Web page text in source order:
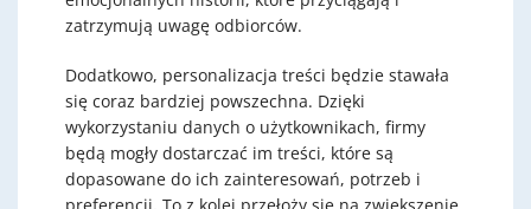
zatrzymują uwagę odbiorców.
Dodatkowo, personalizacja treści będzie stawała
się coraz bardziej powszechna. Dzięki
wykorzystaniu danych o użytkownikach, firmy
będą mogły dostarczać im treści, które są
dopasowane do ich zainteresowań, potrzeb i